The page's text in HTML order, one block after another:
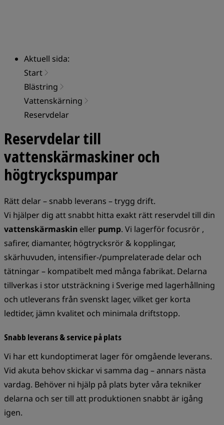
Aktuell sida:
Start
Blästring
Vattenskärning
Reservdelar
Reservdelar till
vattenskärmaskiner och
högtryckspumpar
Rätt delar – snabb leverans – trygg drift.
Vi hjälper dig att snabbt hitta exakt rätt reservdel till din
vattenskärmaskin eller pump. Vi lagerför focusrör ,
safirer, diamanter, högtrycksrör & kopplingar,
skärhuvuden, intensifier-/pumprelaterade delar och
tätningar – kompatibelt med många fabrikat. Delarna
tillverkas i stor utsträckning i Sverige med lagerhållning
och utleverans från svenskt lager, vilket ger korta
ledtider, jämn kvalitet och minimala driftstopp.
Snabb leverans & service på plats
Vi har ett kundoptimerat lager för omgående leverans.
Vid akuta behov skickar vi samma dag – annars nästa
vardag. Behöver ni hjälp på plats byter våra tekniker
delarna och ser till att produktionen snabbt är igång
igen.